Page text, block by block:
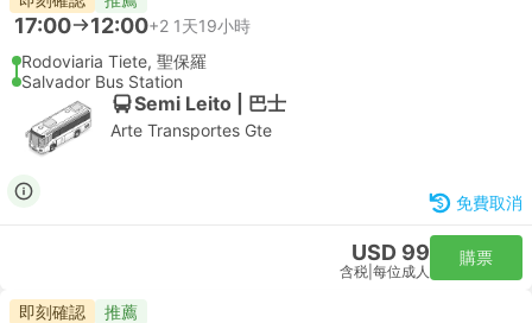
17:00 12:00+2 1天19小時
Rodoviaria Tiete, 聖保羅
Salvador Bus Station
Semi Leito | 巴士
Arte Transportes Gte
免費取消
USD 99
含税 每位成人
購票
即刻確認 推薦